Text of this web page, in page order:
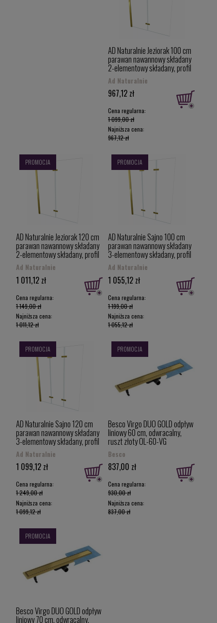
AD Naturalnie Jeziorak 100 cm
parawan nawannowy składany
2-elementowy składany, profil
złoty szczotkowany z powłoką
PVD SPW-002-100ZSZ
Ad Naturalnie
967,12 zł
Cena regularna:
1 099,00 zł
Najniższa cena:
967,12 zł
AD Naturalnie Jeziorak 120 cm
parawan nawannowy składany
2-elementowy składany, profil
złoty szczotkowany z powłoką
PVD SPW-002-120ZSZ
Ad Naturalnie
1 011,12 zł
Cena regularna:
1 149,00 zł
Najniższa cena:
1 011,12 zł
PROMOCJA
AD Naturalnie Sajno 100 cm
parawan nawannowy składany
3-elementowy składany, profil
złoty szczotkowany z powłoką
PVD SPW-003-100ZSZ
Ad Naturalnie
1 055,12 zł
Cena regularna:
1 199,00 zł
Najniższa cena:
1 055,12 zł
PROMOCJA
AD Naturalnie Sajno 120 cm
parawan nawannowy składany
3-elementowy składany, profil
złoty szczotkowany z powłoką
PVD SPW-003-120ZSZ
Ad Naturalnie
1 099,12 zł
Cena regularna:
1 249,00 zł
Najniższa cena:
1 099,12 zł
PROMOCJA
Besco Virgo DUO GOLD odpływ
liniowy 60 cm, odwracalny,
ruszt złoty OL-60-VG
Besco
837,00 zł
Cena regularna:
930,00 zł
Najniższa cena:
837,00 zł
PROMOCJA
Besco Virgo DUO GOLD odpływ
liniowy 70 cm, odwracalny,
PROMOCJA